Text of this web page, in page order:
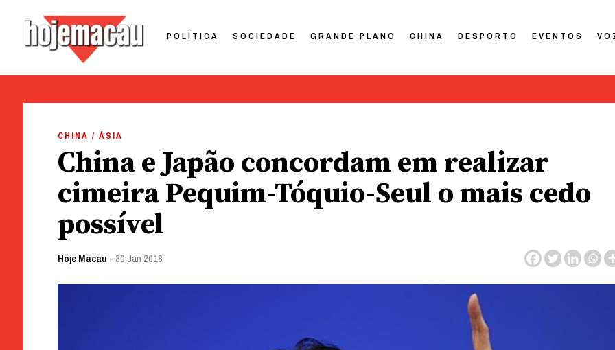
POLÍTICA SOCIEDADE GRANDE PLANO CHINA DESPORTO EVENTOS
CHINA / ÁSIA
China e Japão concordam em realizar
cimeira Pequim-Tóquio-Seul o mais cedo
possível
Hoje Macau - 30 Jan 2018